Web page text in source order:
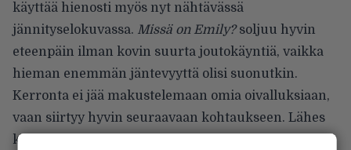
käyttää hienosti myös nyt nähtävässä
jännityselokuvassa. Missä on Emily?soljuu hyvin
eteenpäin ilman kovin suurta joutokäyntiä, vaikka
hieman enemmän jäntevyyttä olisi suonutkin.
Kerronta ei jää makustelemaan omia oivalluksiaan,
vaan siirtyy hyvin seuraavaan kohtaukseen. Lähes
kaksituntisena se on kestoltaan hieman turhan